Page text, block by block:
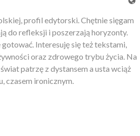
profil edytorski. Chętnie sięgam
do refleksji i poszerzają horyzonty.
Interesuję się też tekstami,
oraz zdrowego trybu życia. Na
patrzę z dystansem a usta wciąż
czasem ironicznym.